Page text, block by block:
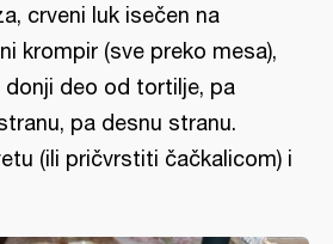
crveni luk isečen na
krompir (sve preko mesa),
deo od tortilje, pa
pa desnu stranu.
(ili pričvrstiti čačkalicom) i